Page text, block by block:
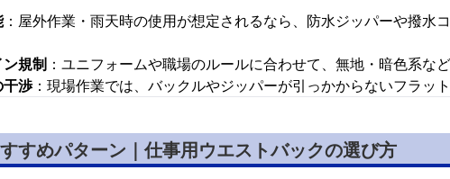
：屋外作業・雨天時の使用が想定されるなら、防水ジッパーや撥水
規制 ：ユニフォームや職場のルールに合わせて、無地・暗色系な
渉：現場作業では、バックルやジッパーが引っかからないフラッ
すめパターン｜仕事用ウエストバックの選び方